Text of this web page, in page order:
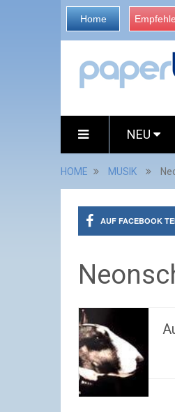
Home
NEU
HOME MUSIK
AUF FACEBOOK